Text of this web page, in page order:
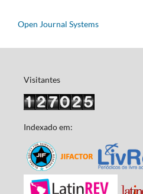
Open Journal Systems
Visitantes
Indexado em: